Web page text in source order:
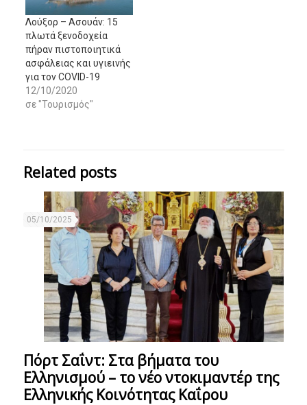
Λούξορ – Ασουάν: 15
πλωτά ξενοδοχεία
πήραν πιστοποιητικά
ασφάλειας και υγιεινής
για τον COVID-19
12/10/2020
σε "Τουρισμός"
Related posts
05/10/2025
Πόρτ Σαΐντ: Στα βήματα του
Ελληνισμού – το νέο ντοκιμαντέρ της
Ελληνικής Κοινότητας Καΐρου